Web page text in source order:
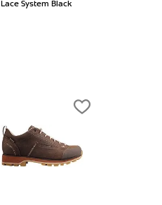
Lace System Black